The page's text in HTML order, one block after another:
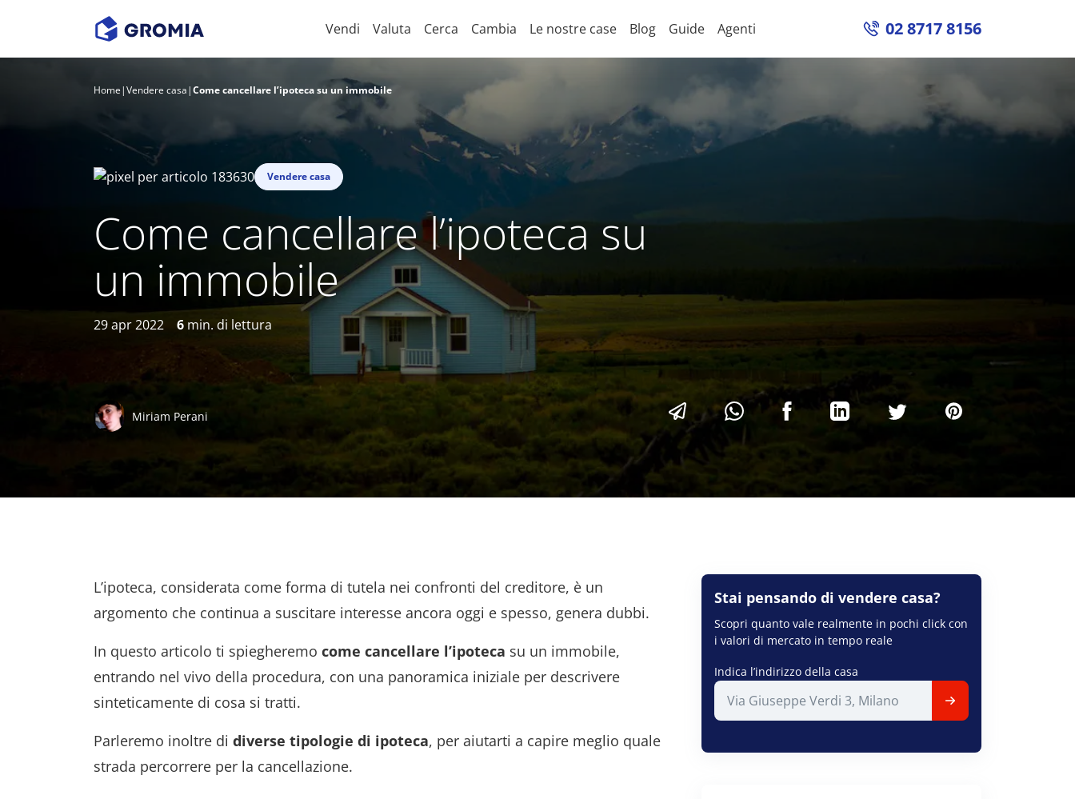
Vendi Valuta Cerca Cambia Le nostre case Blog Guide Agenti 02 8717 8156
Home |Vendere casa |Come cancellare l’ipoteca su un immobile
Vendere casa
Come cancellare l’ipoteca su
un immobile
29 apr 2022 6 min. di lettura
Miriam Perani
L’ipoteca, considerata come forma di tutela nei confronti del creditore, è un
argomento che continua a suscitare interesse ancora oggi e spesso, genera dubbi.
In questo articolo ti spiegheremo come cancellare l’ipoteca su un immobile,
entrando nel vivo della procedura, con una panoramica iniziale per descrivere
sinteticamente di cosa si tratti.
Parleremo inoltre di diverse tipologie di ipoteca, per aiutarti a capire meglio quale
strada percorrere per la cancellazione.
Stai pensando di vendere casa?
Scopri quanto vale realmente in pochi click con
i valori di mercato in tempo reale
Indica l’indirizzo della casa